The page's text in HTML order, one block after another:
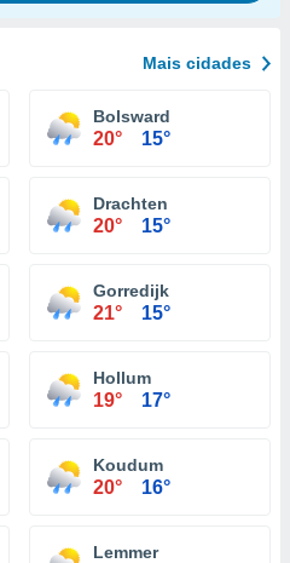
Mais cidades
Bolsward
20° 15°
Drachten
20° 15°
Gorredijk
21° 15°
Hollum
19° 17°
Koudum
20° 16°
Lemmer